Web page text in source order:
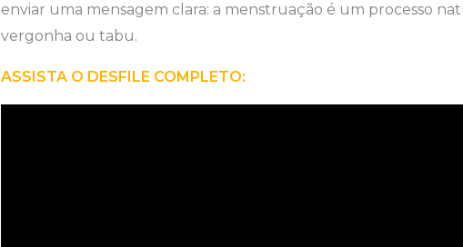
enviar uma mensagem clara: a menstruação é um processo
vergonha ou tabu.
ASSISTA O DESFILE COMPLETO: